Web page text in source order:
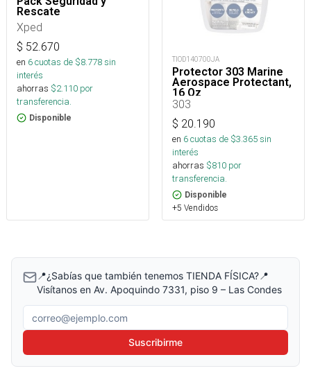
Rescate
Xped
$ 52.670
en 6cuotas de $8.778sin
interés
ahorras $2.110 por
transferencia.
Disponible
TIOD140700JA
Protector 303 Marine
Aerospace Protectant,
16 Oz
303
$ 20.190
en 6cuotas de $3.365sin
interés
ahorras $810 por
transferencia.
Disponible
+5 Vendidos
📍¿Sabías que también tenemos TIENDA FÍSICA?📍
Visítanos en Av. Apoquindo 7331, piso 9 – Las Condes
Correo electrónico
Suscribirme